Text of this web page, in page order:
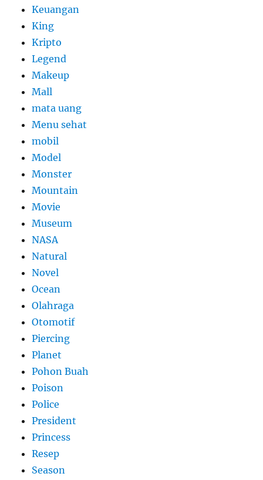
Keuangan
King
Kripto
Legend
Makeup
Mall
mata uang
Menu sehat
mobil
Model
Monster
Mountain
Movie
Museum
NASA
Natural
Novel
Ocean
Olahraga
Otomotif
Piercing
Planet
Pohon Buah
Poison
Police
President
Princess
Resep
Season